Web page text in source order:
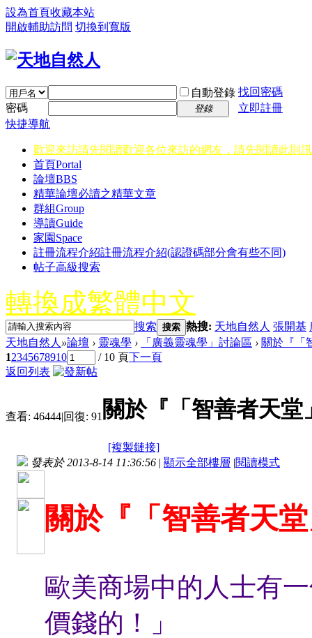
設為首頁收藏本站
開啟輔助訪問 切換到寬版
自動登錄 找回密碼
密碼
登錄
立即註冊
快捷導航
歡迎來訪請先閱讀歡迎各位來訪的網友，請先閱讀此則
首頁Portal
論壇BBS
精華論壇必讀之精華文章
群組Group
導讀Guide
家園 Space
註冊流程介紹註冊流程介紹(認證碼部分會有些不同)
帖子高級搜索
轉換成繁體中文
搜索 搜索 熱搜: 天地自然人 張開基
天地自然人 »論壇 › 靈魂學 › 「廣義靈魂學」討論區 › 關於『「
12345678910 / 10 頁下一頁
返回列表
查看: 46444|回復: 91 關於『「智善者天
[複製鏈接]
發表於 2013-8-14 11:36:56 | 顯示全部樓層 |閱讀模式
關於『「智善者天
歐美商場中的人士有
價錢的！」